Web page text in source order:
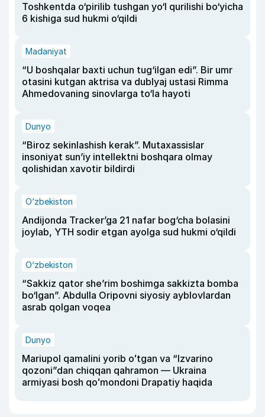
Toshkentda o‘pirilib tushgan yo‘l qurilishi bo‘yicha
6 kishiga sud hukmi o‘qildi
Madaniyat
“U boshqalar baxti uchun tug‘ilgan edi”. Bir umr
otasini kutgan aktrisa va dublyaj ustasi Rimma
Ahmedovaning sinovlarga to‘la hayoti
Dunyo
“Biroz sekinlashish kerak”. Mutaxassislar
insoniyat sun’iy intellektni boshqara olmay
qolishidan xavotir bildirdi
O‘zbekiston
Andijonda Tracker’ga 21 nafar bog‘cha bolasini
joylab, YTH sodir etgan ayolga sud hukmi o‘qildi
O‘zbekiston
“Sakkiz qator she’rim boshimga sakkizta bomba
bo‘lgan”. Abdulla Oripovni siyosiy ayblovlardan
asrab qolgan voqea
Dunyo
Mariupol qamalini yorib oʻtgan va “Izvarino
qozoni”dan chiqqan qahramon — Ukraina
armiyasi bosh qoʻmondoni Drapatiy haqida